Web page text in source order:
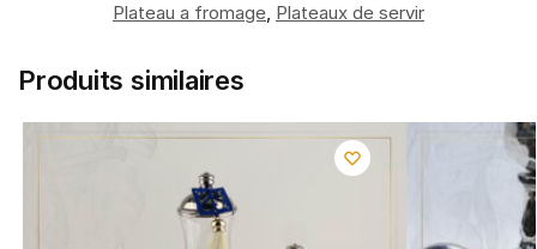
Plateau a fromage, Plateaux de servir
Produits similaires